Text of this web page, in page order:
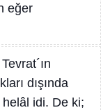
eğer
dışında
helâl idi. De ki;